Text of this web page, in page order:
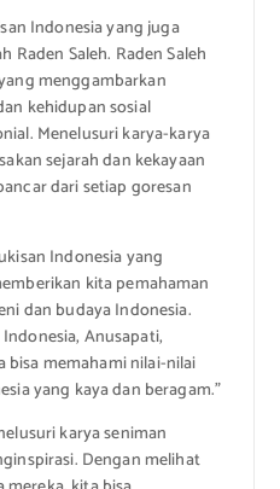
Indonesia yang juga
Saleh. Raden Saleh
menggambarkan
kehidupan sosial
Menelusuri karya-karya
sejarah dan kekayaan
dari setiap goresan
Indonesia yang
kita pemahaman
dan budaya Indonesia.
Anusapati,
bisa memahami nilai-nilai
yang kaya dan beragam.”
karya seniman
Dengan melihat